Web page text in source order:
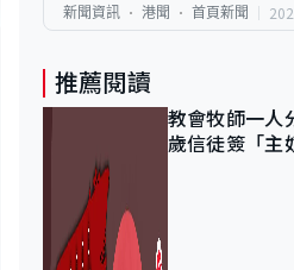
新聞資訊 港聞 首頁新聞
推薦閱讀
教會牧師一
歲信徒簽「